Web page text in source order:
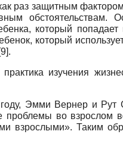
раз защитным
обстоятельствам.
который
который
изучения
Эмми Вернер и Рут
во взрослом
взрослыми». Таким